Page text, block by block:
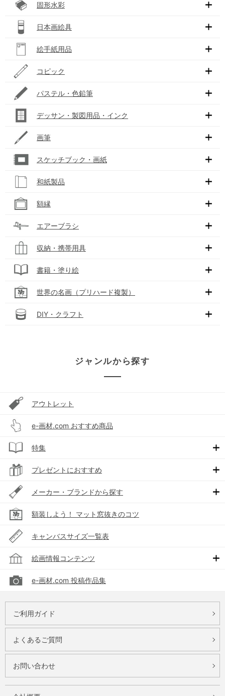
固形水彩
日本画絵具
絵手紙用品
コピック
パステル・色鉛筆
デッサン・製図用品・インク
画筆
スケッチブック・画紙
和紙製品
額縁
エアーブラシ
収納・携帯用具
書籍・塗り絵
世界の名画（プリハード複製）
DIY・クラフト
ジャンルから探す
アウトレット
e-画材.com おすすめ商品
特集
プレゼントにおすすめ
メーカー・ブランドから探す
額装しよう！ マット窓抜きのコツ
キャンバスサイズ一覧表
絵画情報コンテンツ
e-画材.com 投稿作品集
ご利用ガイド
よくあるご質問
お問い合わせ